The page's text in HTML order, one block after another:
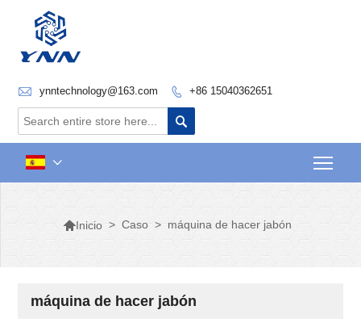
 ynntechnology@163.com  +86 15040362651


Inicio > Caso > máquina de hacer jabón
máquina de hacer jabón